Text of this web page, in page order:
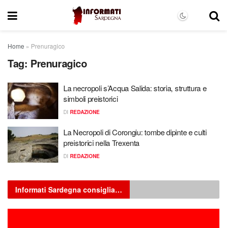
Home » Prenuragico
Tag: Prenuragico
La necropoli s’Acqua Salida: storia, struttura e
simboli preistorici
DI REDAZIONE
La Necropoli di Corongiu: tombe dipinte e culti
preistorici nella Trexenta
DI REDAZIONE
Informati Sardegna consiglia…